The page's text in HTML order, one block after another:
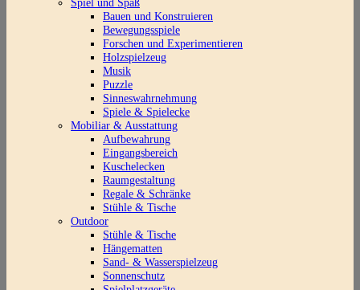
Bauen und Konstruieren
Bewegungsspiele
Forschen und Experimentieren
Holzspielzeug
Musik
Puzzle
Sinneswahrnehmung
Spiele & Spielecke
Mobiliar & Ausstattung
Aufbewahrung
Eingangsbereich
Kuschelecken
Raumgestaltung
Regale & Schränke
Stühle & Tische
Outdoor
Stühle & Tische
Hängematten
Sand- & Wasserspielzeug
Sonnenschutz